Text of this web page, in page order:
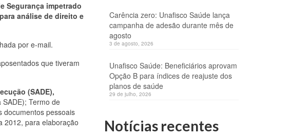
Segurança impetrado
análise de direito e
por e-mail.
que tiveram
(SADE),
Termo de
documentos pessoais
2012, para elaboração
Carência zero: Unafisco Saúde lança
campanha de adesão durante mês de
agosto
3 de agosto, 2026
Unafisco Saúde: Beneficiários aprovam
Opção B para índices de reajuste dos
planos de saúde
29 de julho, 2026
Notícias recentes